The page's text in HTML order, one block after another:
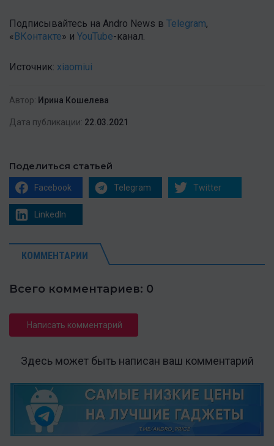
Подписывайтесь на Andro News в Telegram,
« ВКонтакте» и YouTube-канал.
Источник: xiaomiui
Автор: Ирина Кошелева
Дата публикации: 22.03.2021
Поделиться статьей
Facebook Telegram Twitter
LinkedIn
КОММЕНТАРИИ
Всего комментариев: 0
Написать комментарий
Здесь может быть написан ваш комментарий